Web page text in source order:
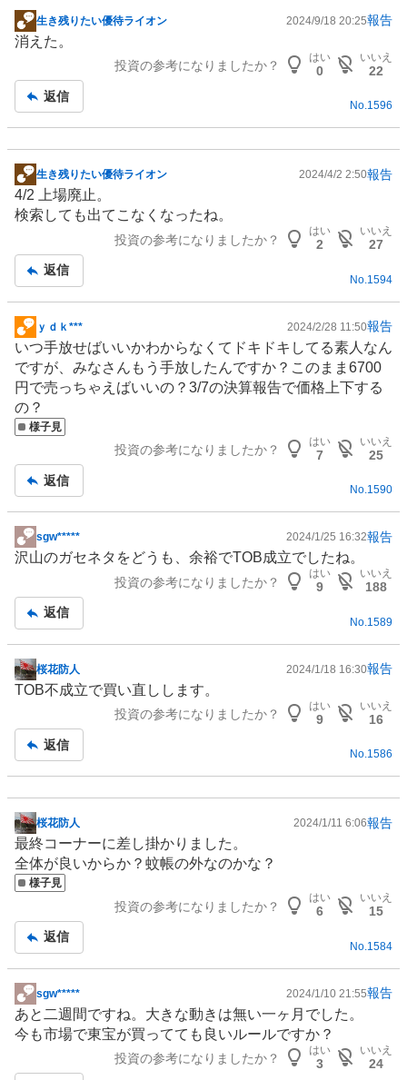
掲
示
事
生き残りたい優待ライオン 2024/9/18 20:25報告
消えた。
投資の参考になりましたか？
はい
0
いいえ
22
返信
No.1596
掲
示
板
生き残りたい優待ライオン 2024/4/2 2:50報告
4/2 上場廃止。
検索しても出てこなくなったね。
投資の参考になりましたか？
はい
2
いいえ
27
返信
No.1594
掲
示
板
記
事
ｙｄｋ*** 2024/2/28 11:50報告
いつ手放せばいいかわからなくてドキドキしてる素人なん
ですが、みなさんもう手放したんですか？このまま6700
円で売っちゃえばいいの？3/7の決算報告で価格上下する
の？
様子見
投資の参考になりましたか？
はい
7
いいえ
25
返信
No.1590
掲
示
事
sgw***** 2024/1/25 16:32報告
沢山のガセネタをどうも、余裕でTOB成立でしたね。
投資の参考になりましたか？
はい
9
いいえ
188
返信
No.1589
掲
示
事
桜花防人 2024/1/18 16:30報告
TOB不成立で買い直しします。
投資の参考になりましたか？
はい
9
いいえ
16
返信
No.1586
掲
示
板
記
桜花防人 2024/1/11 6:06報告
最終コーナーに差し掛かりました。
全体が良いからか？蚊帳の外なのかな？
様子見
投資の参考になりましたか？
はい
6
いいえ
15
返信
No.1584
掲
示
板
sgw***** 2024/1/10 21:55報告
あと二週間ですね。大きな動きは無い一ヶ月でした。
今も市場で東宝が買ってても良いルールですか？
投資の参考になりましたか？
はい
3
いいえ
24